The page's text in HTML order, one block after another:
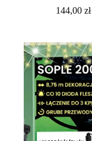
144,00zł